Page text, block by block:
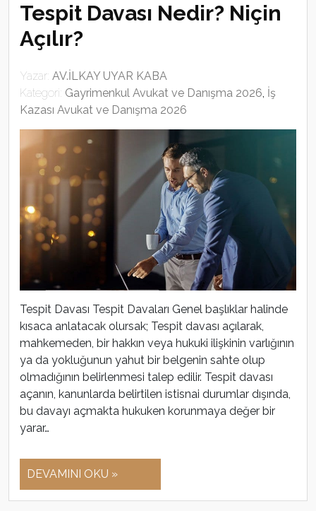
Tespit Davası Nedir? Niçin
Açılır?
Yazar: AV.İLKAY UYAR KABA
Kategori: Gayrimenkul Avukat ve Danışma 2026, İş
Kazası Avukat ve Danışma 2026
Tespit Davası Tespit Davaları Genel başlıklar halinde
kısaca anlatacak olursak; Tespit davası açılarak,
mahkemeden, bir hakkın veya hukuki ilişkinin varlığının
ya da yokluğunun yahut bir belgenin sahte olup
olmadığının belirlenmesi talep edilir. Tespit davası
açanın, kanunlarda belirtilen istisnai durumlar dışında,
bu davayı açmakta hukuken korunmaya değer bir
yarar…
DEVAMINI OKU »